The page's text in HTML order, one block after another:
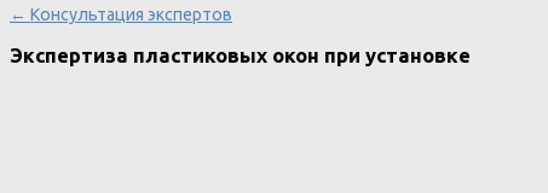
← Консультация экспертов
Экспертиза пластиковых окон при установке